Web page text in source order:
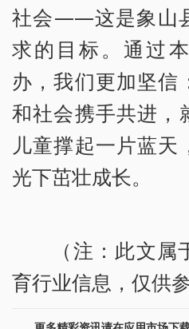
社会——这是象山
求的目标。通过
办，我们更加坚信
和社会携手共进，
儿童撑起一片蓝天
光下茁壮成长。
（注：此文
育行业信息，仅供参